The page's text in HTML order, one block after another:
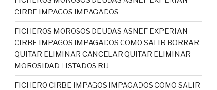
CIRBE IMPAGOS IMPAGADOS
FICHEROS MOROSOS DEUDAS ASNEF EXPERIAN
CIRBE IMPAGOS IMPAGADOS COMO SALIR BORRAR
QUITAR ELIMINAR CANCELAR QUITAR ELIMINAR
MOROSIDAD LISTADOS RIJ
FICHERO CIRBE IMPAGOS IMPAGADOS COMO SALIR